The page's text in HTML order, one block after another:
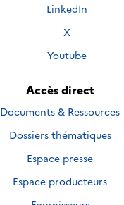
sur
Nous
LinkedIn
Nous
sur
X
Nous
sur
Youtube
Accès direct
Documents & Ressources
Dossiers thématiques
Espace presse
Espace producteurs